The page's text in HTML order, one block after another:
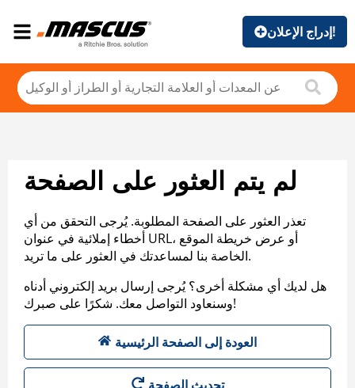
إدراج الإعلان!
لم يتم العثور على الصفحة
تعذر العثور على الصفحة المطلوبة. يُرجى التحقق من أي
أخطاء إملائية في عنوان URL، أو عرض خريطة الموقع
الخاصة بنا لمساعدتك في العثور على ما تريد.
هل لديك أي مشكلة أخرى؟ يُرجى إرسال بريد إلكتروني أدناه
وسنعاود التواصل معك. شكرًا على صبرك!
العودة إلى الصفحة الرئيسية